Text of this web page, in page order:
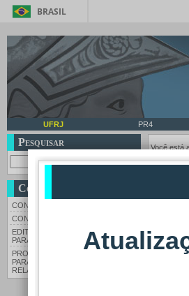
BRASIL
UFRJ PR4
Pesquisar
Concursos
CONCURSOS EM ANDAMENTO
CONCURSOS CONCLUÍDOS
EDITAIS DE SORTEIO DE VAGAS
PARA COTAS
PROCESSO SELETIVO INTERNO
PARA AUXILIAR NOS TRABALHOS
RELATIVOS À ELEIÇÃO 2026
Você está